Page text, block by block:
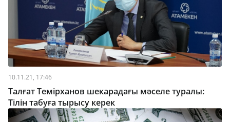
10.11.21, 17:46
Талғат Темірханов шекарадағы мәселе туралы:
Тілін табуға тырысу керек